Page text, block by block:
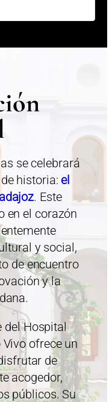
se celebrará
historia:el
. Este
en el corazón
y social,
de encuentro
y la
del Hospital
ofrece un
de
acogedor,
públicos. Su